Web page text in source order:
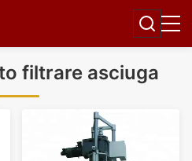
filtrare asciuga